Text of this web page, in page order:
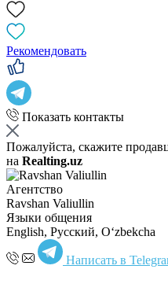
Рекомендовать
Показать контакты
Пожалуйста, скажите
на Realting.uz
Агентство
Ravshan Valiullin
Языки общения
English, Русский, Oʻzbekcha
Написать в